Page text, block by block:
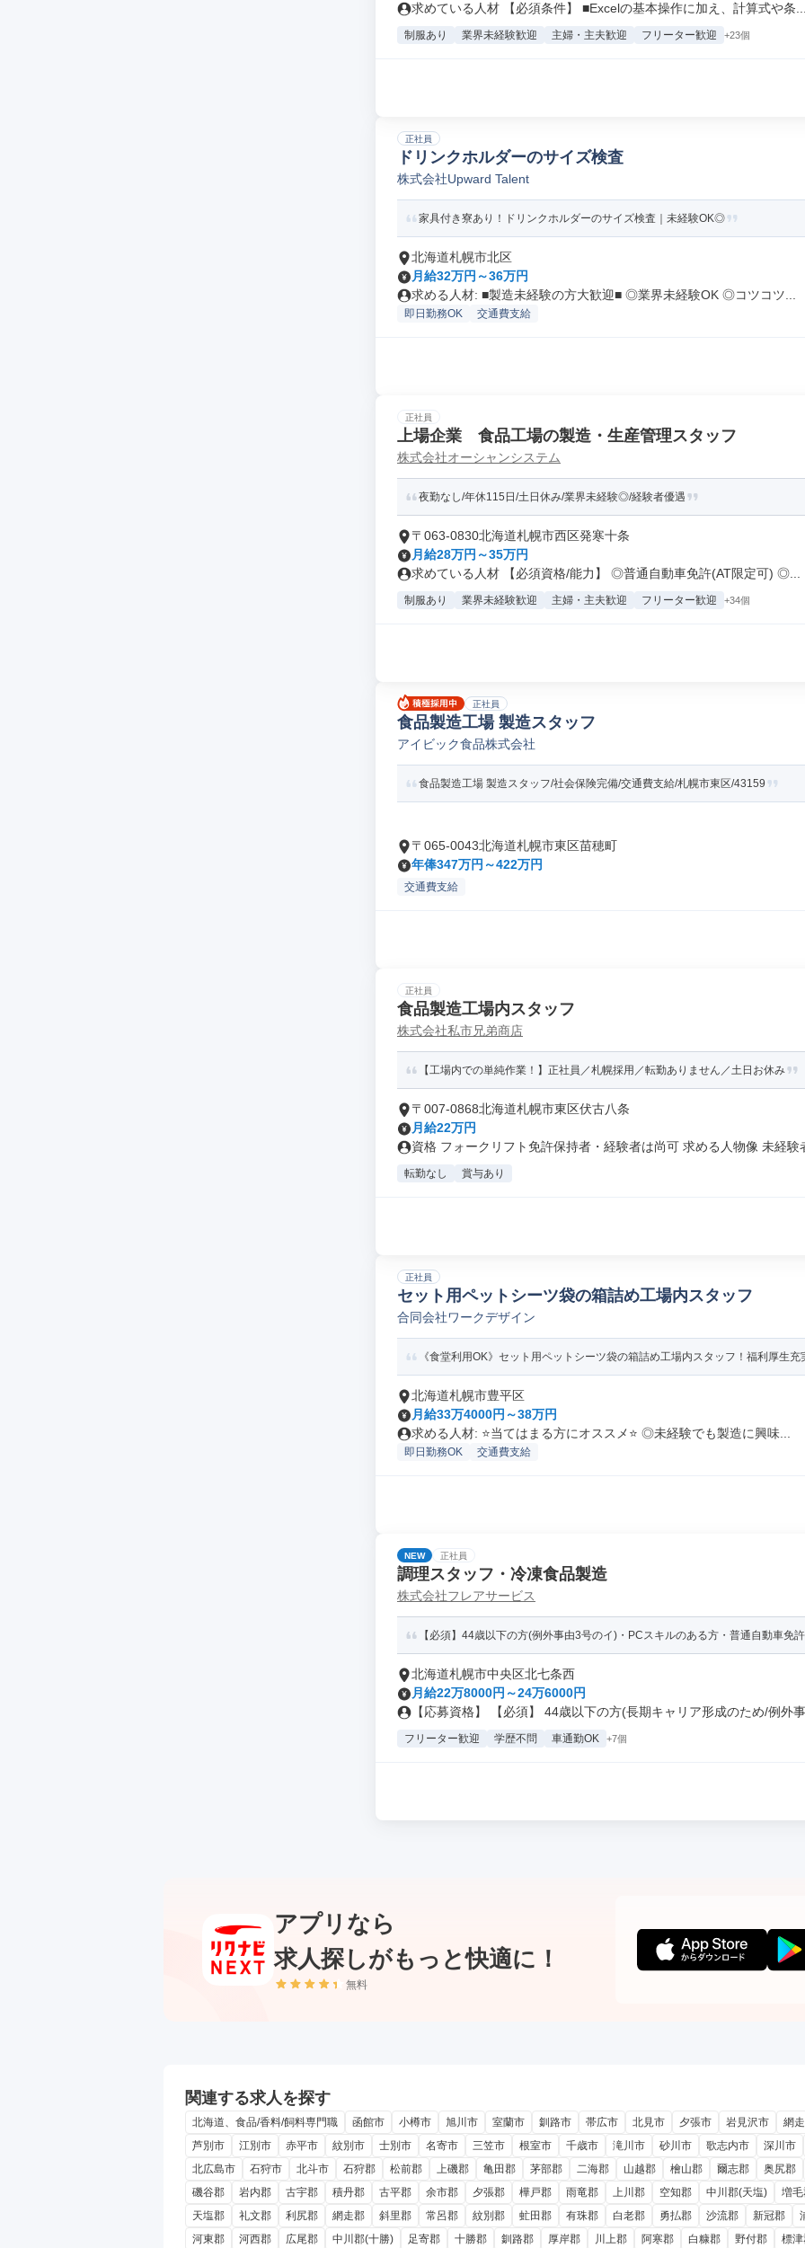
求めている人材 【必須条件】 ■Excelの基本操作に加え、計算式や条
制服あり 業界未経験歓迎 主婦・主夫歓迎 フリーター歓迎 +23個
正社員
ドリンクホルダーのサイズ検査
株式会社Upward Talent
家具付き寮あり！ドリンクホルダーのサイズ検査｜未経験OK◎
北海道札幌市北区
月給32万円～36万円
求める人材: ■製造未経験の方大歓迎■ ◎業界未経験OK ◎コツコツ...
即日勤務OK 交通費支給
正社員
上場企業 食品工場の製造・生産管理スタッフ
株式会社オーシャンシステム
夜勤なし/年休115日/土日休み/業界未経験◎/経験者優遇
〒063-0830北海道札幌市西区発寒十条
月給28万円～35万円
求めている人材 【必須資格/能力】 ◎普通自動車免許(AT限定可) ◎...
制服あり 業界未経験歓迎 主婦・主夫歓迎 フリーター歓迎 +34個
正社員
食品製造工場 製造スタッフ
アイビック食品株式会社
食品製造工場 製造スタッフ/社会保険完備/交通費支給/札幌市東区/43159
〒065-0043北海道札幌市東区苗穂町
年俸347万円～422万円
交通費支給
正社員
食品製造工場内スタッフ
株式会社私市兄弟商店
【工場内での単純作業！】正社員／札幌採用／転勤ありません／土日お休み
〒007-0868北海道札幌市東区伏古八条
月給22万円
資格 フォークリフト免許保持者・経験者は尚可 求める人物像 未経験
転勤なし 賞与あり
正社員
セット用ペットシーツ袋の箱詰め工場内スタッフ
合同会社ワークデザイン
《食堂利用OK》セット用ペットシーツ袋の箱詰め工場内スタッフ！福利厚生充
北海道札幌市豊平区
月給33万4000円～38万円
求める人材: ⭐️当てはまる方にオススメ⭐️ ◎未経験でも製造に興味...
即日勤務OK 交通費支給
NEW 正社員
調理スタッフ・冷凍食品製造
株式会社フレアサービス
【必須】44歳以下の方(例外事由3号のイ)・PCスキルのある方・普通自動車免
北海道札幌市中央区北七条西
月給22万8000円～24万6000円
【応募資格】 【必須】 44歳以下の方(長期キャリア形成のため/例外
フリーター歓迎 学歴不問 車通勤OK +7個
アプリなら
求人探しがもっと快適に！
無料
関連する求人を探す
北海道、食品/香料/飼料専門職 函館市 小樽市 旭川市 室蘭市 釧路市 帯広市 北見市 夕張市 岩見沢市
網
芦別市
江別市 赤平市 紋別市 士別市 名寄市 三笠市 根室市 千歳市 滝川市 砂川市 歌志内市
深川市
北広島市
石狩市 北斗市 石狩郡 松前郡 上磯郡 亀田郡 茅部郡 二海郡 山越郡 檜山郡 爾志郡
奥尻郡
磯谷郡
岩内郡 古宇郡 積丹郡 古平郡 余市郡 夕張郡 樺戸郡 雨竜郡 上川郡 空知郡 中川郡(天塩)
増
天塩郡
礼文郡 利尻郡 網走郡 斜里郡 常呂郡 紋別郡 虻田郡 有珠郡 白老郡 勇払郡 沙流郡 新冠郡
河東郡
河西郡 広尾郡 中川郡(十勝) 足寄郡 十勝郡 釧路郡 厚岸郡 川上郡 阿寒郡 白糠郡 野付郡 標